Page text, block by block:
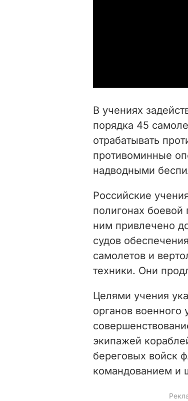
В учениях
порядка 45
отрабатывать
противоминные
надводными
Российские
полигонах боевой
ним привлечено
судов
самолетов и
техники. Они
Целями учения
органов военного
экипажей
береговых войск
командованием и